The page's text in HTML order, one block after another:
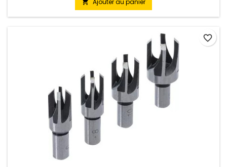
 Ajouter au panier
favorite_border